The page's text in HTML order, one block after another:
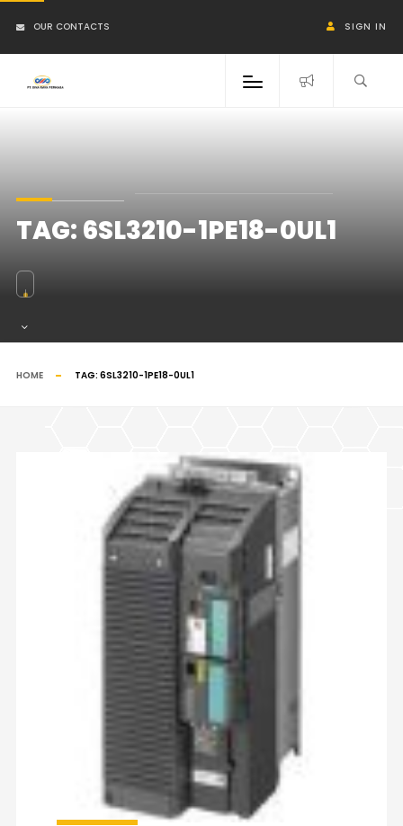
OUR CONTACTS SIGN IN
TAG:6SL3210-1PE18-0UL1
HOME TAG: 6SL3210-1PE18-0UL1